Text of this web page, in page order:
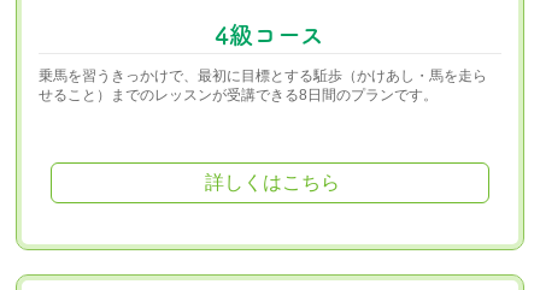
4級コース
乗馬を習うきっかけで、最初に目標とする駈歩（かけあし・馬を走ら
せること）までのレッスンが受講できる8日間のプランです。
詳しくはこちら